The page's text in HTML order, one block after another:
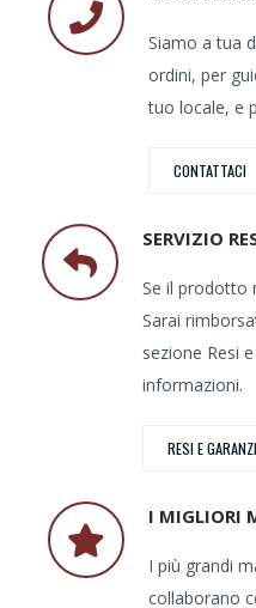
Siamo a tua
ordini, per
tuo locale, e
CONTATTACI
SERVIZIO
Se il prodotto
Sarai
sezione Resi
informazioni.
RESI E
I MIGLIORI
I più grandi
collaborano